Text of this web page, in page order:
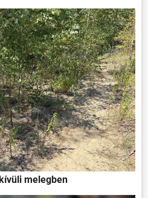
melegben